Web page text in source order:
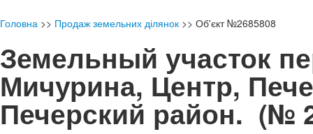
Головна >> Продаж земельних ділянок >> Об'єкт №2685808
Земельный участок
Мичурина, Центр,
Печерский район. (№